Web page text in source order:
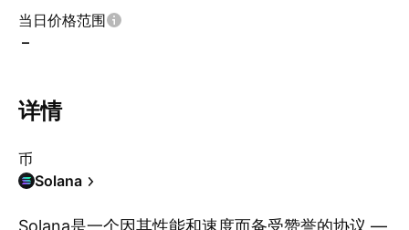
当日价格范围
–
详情
币
Solana
Solana是一个因其性能和速度而备受赞誉的协议 —